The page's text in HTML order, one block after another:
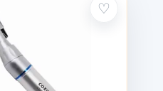
♡